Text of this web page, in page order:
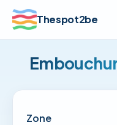
Thespot2be
Zone